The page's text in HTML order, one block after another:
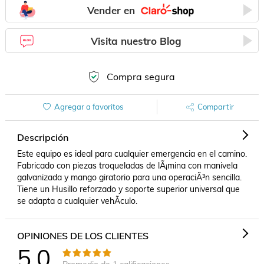
Vender en
Visita nuestro Blog
Compra segura
Agregar a favoritos Compartir
Descripción
Este equipo es ideal para cualquier emergencia en el camino.
Fabricado con piezas troqueladas de lÃ¡mina con manivela
galvanizada y mango giratorio para una operaciÃ³n sencilla.
Tiene un Husillo reforzado y soporte superior universal que
se adapta a cualquier vehÃ­culo.
OPINIONES DE LOS CLIENTES
5.0